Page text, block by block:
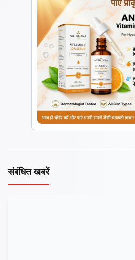
संबंधित खबरें